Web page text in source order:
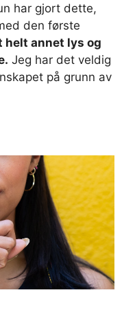
har gjort dette,
den første
helt annet lys og
Jeg har det veldig
på grunn av